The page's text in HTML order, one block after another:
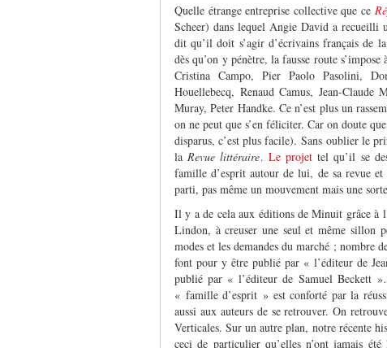
Quelle étrange entreprise collective que ce
Scheer) dans lequel Angie David a
dit qu’il doit s’agir d’écrivains français de
dès qu’on y pénètre, la fausse route
Cristina Campo, Pier Paolo Pasolini,
Houellebecq, Renaud Camus, Jean-
Muray, Peter Handke. Ce n’est plus un
on ne peut que s’en féliciter. Car on doute
disparus, c’est plus facile). Sans oublier le
laRevue littéraire. Le projettel qu’il se
famille d’esprit autour de lui, de sa revue
parti, pas même un mouvement mais une
Il y a de cela aux éditions de Minuit grâce à
Lindon, à creuser une seul et même sillon
modes et les demandes du marché ; nombre
font pour y être publié par « l’éditeur de
publié par « l’éditeur de Samuel Beckett
« famille d’esprit » est conforté par la
aussi aux auteurs de se retrouver. On
Verticales. Sur un autre plan, notre récente
ceci de particulier qu’elles n’ont jamais été